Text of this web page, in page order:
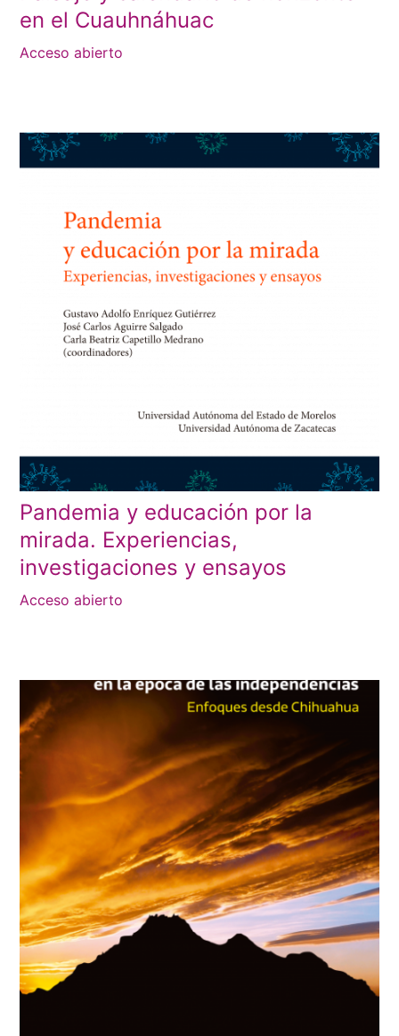
en el Cuauhnáhuac
Acceso abierto
Pandemia y educación por la
mirada. Experiencias,
investigaciones y ensayos
Acceso abierto